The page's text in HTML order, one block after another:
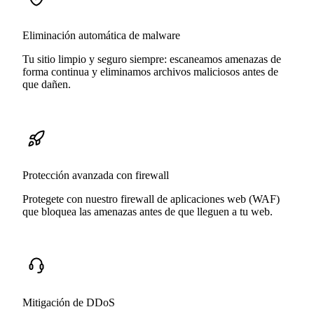
Eliminación automática de malware
Tu sitio limpio y seguro siempre: escaneamos amenazas de
forma continua y eliminamos archivos maliciosos antes de
que dañen.
Protección avanzada con firewall
Protegete con nuestro firewall de aplicaciones web (WAF)
que bloquea las amenazas antes de que lleguen a tu web.
Mitigación de DDoS